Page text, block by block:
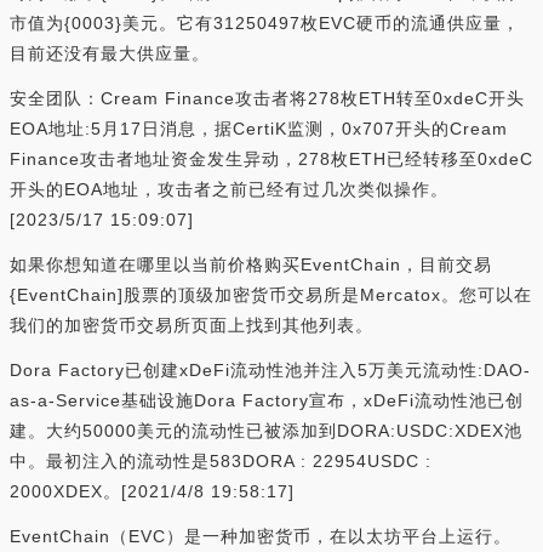
市值为{0003}美元。它有31250497枚EVC硬币的流通供应量，
目前还没有最大供应量。
安全团队：Cream Finance攻击者将278枚ETH转至0xdeC开头
EOA地址:5月17日消息，据CertiK监测，0x707开头的Cream
Finance攻击者地址资金发生异动，278枚ETH已经转移至0xdeC
开头的EOA地址，攻击者之前已经有过几次类似操作。
[2023/5/17 15:09:07]
如果你想知道在哪里以当前价格购买EventChain，目前交易
{EventChain]股票的顶级加密货币交易所是Mercatox。您可以在
我们的加密货币交易所页面上找到其他列表。
Dora Factory已创建xDeFi流动性池并注入5万美元流动性:DAO-
as-a-Service基础设施Dora Factory宣布，xDeFi流动性池已创
建。大约50000美元的流动性已被添加到DORA:USDC:XDEX池
中。最初注入的流动性是583DORA : 22954USDC :
2000XDEX。[2021/4/8 19:58:17]
EventChain（EVC）是一种加密货币，在以太坊平台上运行。